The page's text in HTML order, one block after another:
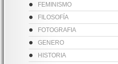
FEMINISMO
FILOSOFÍA
FOTOGRAFIA
GENERO
HISTORIA